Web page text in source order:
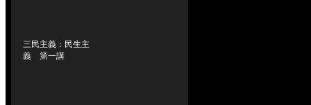
三民主義：民生主
義 第一講